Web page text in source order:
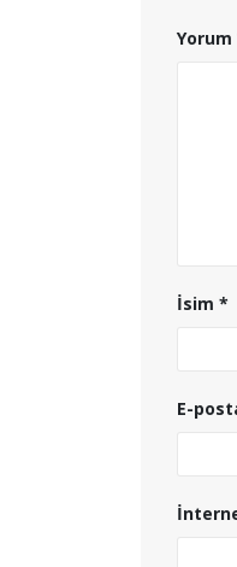
Yorum
İsim *
E-